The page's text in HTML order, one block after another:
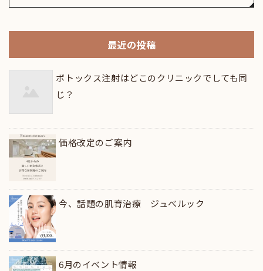
最近の投稿
ボトックス注射はどこのクリニックでしても同
じ？
価格改定のご案内
今、話題の肌育治療 ジュべルック
6月のイベント情報